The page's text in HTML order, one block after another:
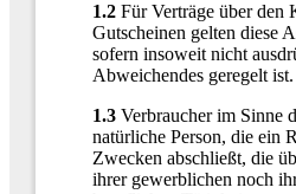
1.2Für Verträge über den
Gutscheinen gelten diese
sofern insoweit nicht
Abweichendes geregelt ist.
1.3Verbraucher im Sinne
natürliche Person, die ein
Zwecken abschließt, die
ihrer gewerblichen noch